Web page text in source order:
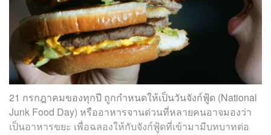
21 กรกฎาคมของทุกปี ถูกกำหนดให้เป็นวันจังก์ฟู้ด (National
Junk Food Day) หรืออาหารจานด่วนที่หลายคนอาจมองว่า
เป็นอาหารขยะ เพื่อฉลองให้กับจังก์ฟู้ดที่เข้ามามีบทบาทต่อ